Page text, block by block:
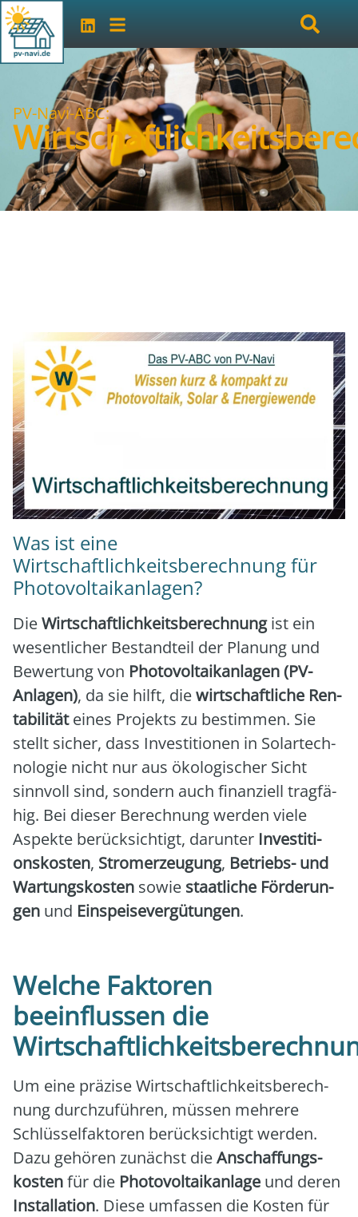
PV-Navi-ABC:
Was ist eine
Wirtschaftlichkeitsberechnung für
Photovoltaikanlagen?
DieWirt­schaft­lich­keits­be­rech­nungist ein
wesent­li­cher Bestand­teil der Pla­nung und
Bewer­tung von Pho­to­vol­ta­ik­an­la­gen (PV-
Anla­gen), da sie hilft, diewirt­schaft­li­che Ren­
ta­bi­li­täteines Pro­jekts zu bestim­men. Sie
stellt sicher, dass Inves­ti­tio­nen in Solar­tech­
no­lo­gie nicht nur aus öko­lo­gi­scher Sicht
sinn­voll sind, son­dern auch finan­zi­ell trag­fä­
hig. Bei die­ser Berech­nung wer­den vie­le
Aspek­te berück­sich­tigt, dar­un­ter Inves­ti­ti­
ons­kos­ten, Strom­erzeu­gung, Betriebs- und
War­tungs­kos­ten sowie staat­li­che För­de­run­
gen und Ein­spei­se­ver­gü­tun­gen.
Welche Faktoren
beeinflussen die
Um eine prä­zi­se Wirt­schaft­lich­keits­be­rech­
nung durch­zu­füh­ren, müs­sen meh­re­re
Schlüs­sel­fak­to­ren berück­sich­tigt wer­den.
Dazu gehö­ren zunächst dieAnschaf­fungs­
kos­tenfür die Pho­to­vol­ta­ik­an­la­ge und deren
Instal­la­ti­on. Die­se umfas­sen die Kos­ten für